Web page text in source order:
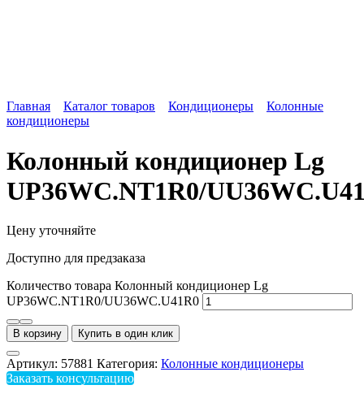
Главная Каталог товаров Кондиционеры
Колонные
кондиционеры
Колонный кондиционер Lg
UP36WC.NT1R0/
Цену уточняйте
Доступно для предзаказа
Количество товара Колонный кондиционер Lg
UP36WC.NT1R0/UU36WC.U41R0
В корзину Купить в один клик
Артикул: 57881 Категория: Колонные кондиционеры
Заказать консультацию